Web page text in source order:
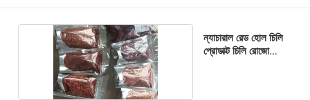
ন্যাচারাল রেড হোল চিলি
প্রোডাক্ট চিলি রোজো